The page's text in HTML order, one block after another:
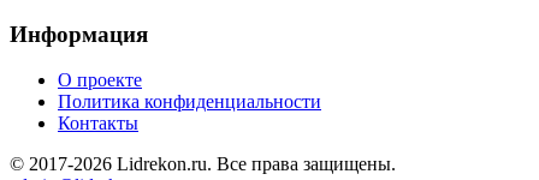
Информация
О проекте
Политика конфиденциальности
Контакты
© 2017-2026 Lidrekon.ru. Все права защищены.